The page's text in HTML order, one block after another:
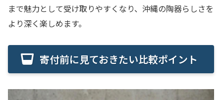
まで魅力として受け取りやすくなり、沖縄の陶器らしさを
より深く楽しめます。
寄付前に見ておきたい比較ポイント